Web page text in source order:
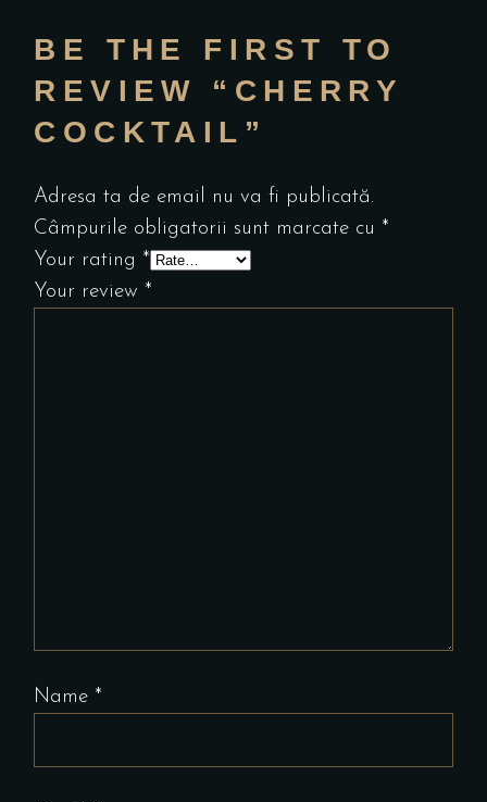
BE THE FIRST TO
REVIEW “CHERRY
COCKTAIL”
Adresa ta de email nu va fi publicată.
Câmpurile obligatorii sunt marcate cu *
Your rating *
Your review *
Name *